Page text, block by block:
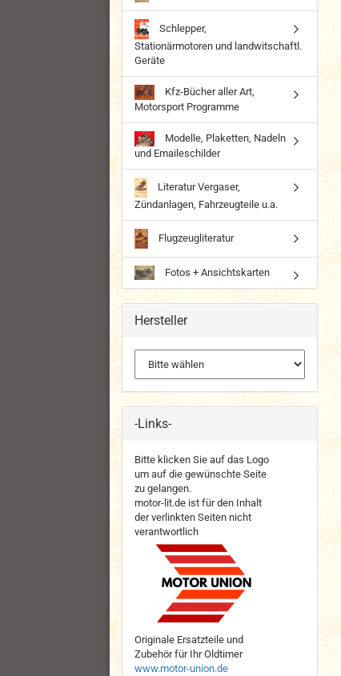
Schlepper,
Stationärmotoren und landwitschaftl.
Geräte
Kfz-Bücher aller Art,
Motorsport Programme
Modelle, Plaketten, Nadeln
und Emaileschilder
Literatur Vergaser,
Zündanlagen, Fahrzeugteile u.a.
Flugzeugliteratur
Fotos + Ansichtskarten
Hersteller
-Links-
Bitte klicken Sie auf das Logo
um auf die gewünschte Seite
zu gelangen.
motor-lit.de ist für den Inhalt
der verlinkten Seiten nicht
verantwortlich
Originale Ersatzteile und
Zubehör für Ihr Oldtimer
www.motor-union.de